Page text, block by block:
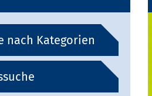
nach Kategorien